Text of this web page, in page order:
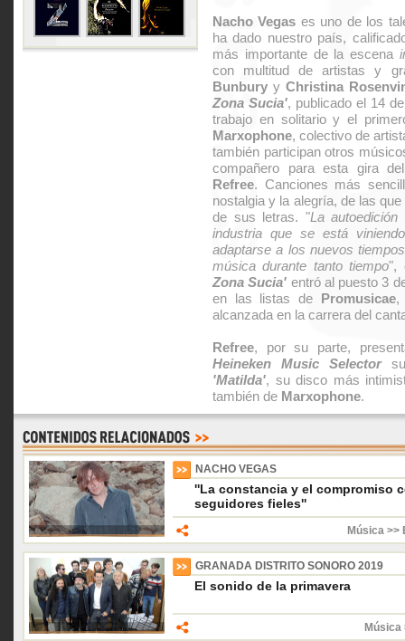
Nacho Vegas es uno de los
ha dado nuestro país,
más importante de la escena
con multitud de artistas y
Bunbury y Christina
Zona Sucia', publicado el 14
trabajo en solitario y el
Marxophone, colectivo de
también participan otros
compañero para esta gira
Refree. Canciones más
nostalgia y la alegría, de las
de sus letras. "La
industria que se está
adaptarse a los nuevos
música durante tanto tiempo",
Zona Sucia' entró al puesto 3
en las listas de Promusicae,
alcanzada en la carrera del
Refree, por su parte,
Heineken Music Selectorsu
'Matilda', su disco más
también de Marxophone.
NACHO VEGAS
''La constancia y el compromiso
seguidores fieles''
Música >>
GRANADA DISTRITO SONORO 2019
El sonido de la primavera
Música